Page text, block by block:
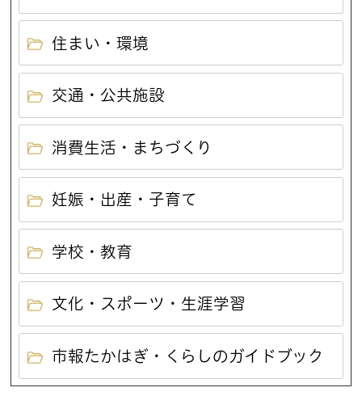
住まい・環境
交通・公共施設
消費生活・まちづくり
妊娠・出産・子育て
学校・教育
文化・スポーツ・生涯学習
市報たかはぎ・くらしのガイドブック